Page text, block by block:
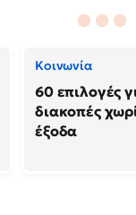
Κοινωνία
60 επιλογές
διακοπές
έξοδα